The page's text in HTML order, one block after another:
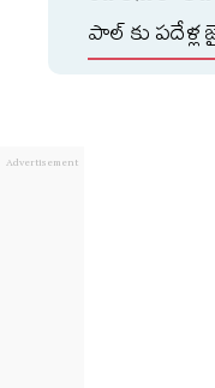
పాల్ కు పదేళ్ల